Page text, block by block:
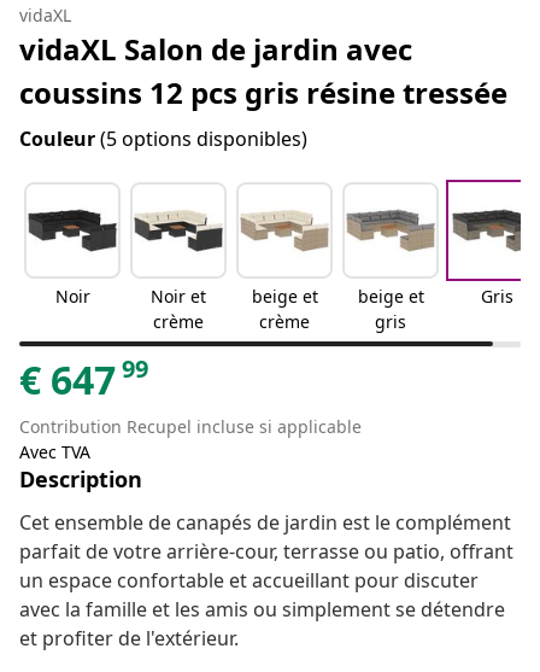
vidaXL
vidaXL Salon de jardin avec
coussins 12 pcs gris résine tressée
Couleur(5 options disponibles)
Noir
Noir et
crème
beige et
crème
beige et
gris
Gris
€ 64799
Contribution Recupel incluse si applicable
Avec TVA
Description
Cet ensemble de canapés de jardin est le complément
parfait de votre arrière-cour, terrasse ou patio, offrant
un espace confortable et accueillant pour discuter
avec la famille et les amis ou simplement se détendre
et profiter de l'extérieur.